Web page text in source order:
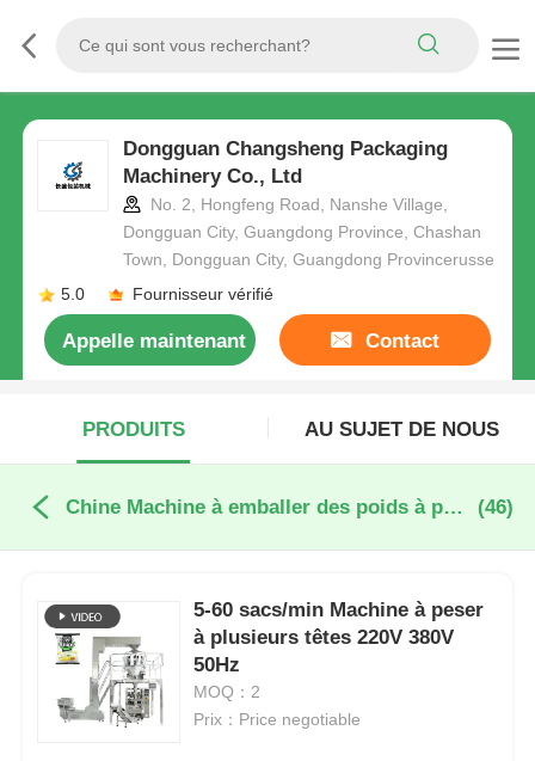
Dongguan Changsheng Packaging
Machinery Co., Ltd
No. 2, Hongfeng Road, Nanshe Village,
Dongguan City, Guangdong Province, Chashan
Town, Dongguan City, Guangdong Provincerusse
5.0
Fournisseur vérifié
Appelle maintenant Contact
PRODUITS AU SUJET DE NOUS
Chine Machine à emballer des poids à plusieurs têtes (46)
5-60 sacs/min Machine à peser
à plusieurs têtes 220V 380V
50Hz
MOQ：2
Prix：Price negotiable